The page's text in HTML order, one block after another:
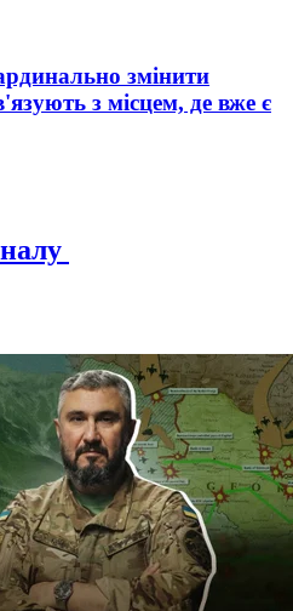
змінити
з місцем, де вже є